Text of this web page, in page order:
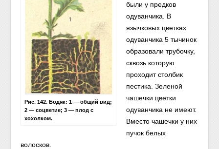
Рис. 142. Бодяк: 1 — общий вид;
2 — соцветие; 3 — плод с
хохолком.
были у предков
одуванчика. В
язычковых цветках
одуванчика 5 тычинок
образовали трубочку,
сквозь которую
проходит столбик
пестика. Зеленой
чашечки цветки
одуванчика не имеют.
Вместо чашечки у них
пучок белых
волосков.